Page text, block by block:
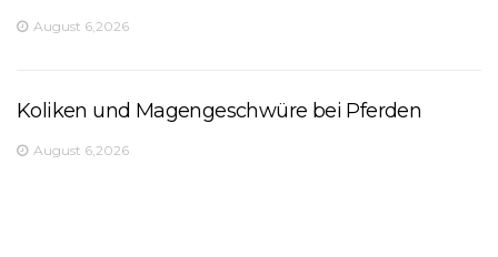
August 6,2026
Koliken und Magengeschwüre bei Pferden
August 6,2026